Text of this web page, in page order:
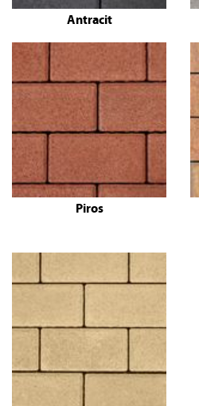
Antracit
Piros